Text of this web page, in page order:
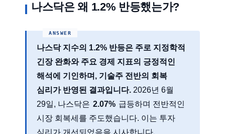
나스닥은 왜 1.2% 반등했는가?
나스닥 지수의 1.2% 반등은 주로 지정학적
긴장 완화와 주요 경제 지표의 긍정적인
해석 에 기인하며, 기술주 전반의 회복
심리가 반영된 결과입니다. 2026년 6월
29일, 나스닥은 2.07% 급등하며 전반적인
시장 회복세를 주도했습니다. 이는 투자